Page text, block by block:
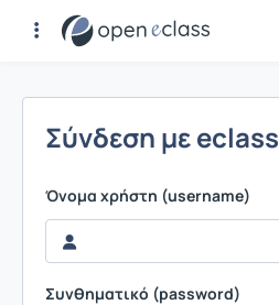
Σύνδεση
Σύνδεση με eclass
Όνομα χρήστη (username)
Συνθηματικό (password)